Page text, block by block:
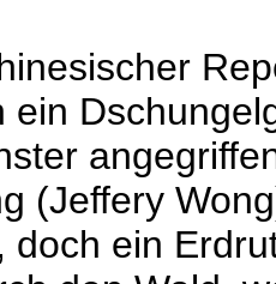
ein
(Jeffery
doch ein